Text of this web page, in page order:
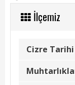
Videolar
Hizmet Rehberi
İlçemiz
Cizre Tarihi